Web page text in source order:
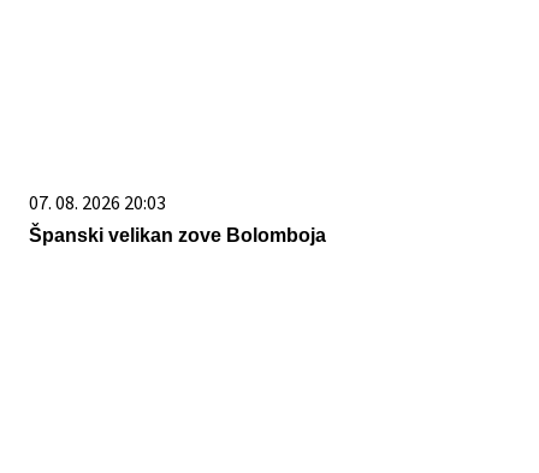
07. 08. 2026 20:03
Španski velikan zove Bolomboja